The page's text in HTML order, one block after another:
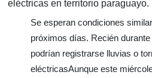
eléctricas en territorio paraguayo.
Se esperan condiciones
próximos días. Recién
podrían registrarse lluvias o
eléctricasAunque este